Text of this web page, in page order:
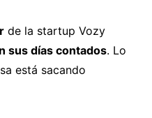
de la startup Vozy
sus días contados. Lo
está sacando